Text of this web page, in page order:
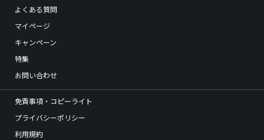
よくある質問
マイページ
キャンペーン
特集
お問い合わせ
免責事項・コピーライト
プライバシーポリシー
利用規約